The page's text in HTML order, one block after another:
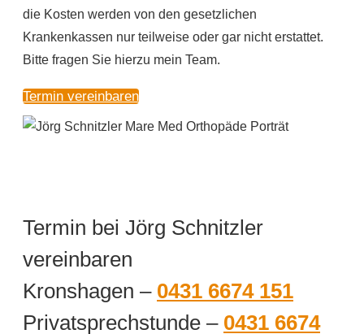
die Kosten werden von den gesetzlichen
Krankenkassen nur teilweise oder gar nicht erstattet.
Bitte fragen Sie hierzu mein Team.
Termin vereinbaren
Termin bei Jörg Schnitzler
vereinbaren
Kronshagen – 0431 6674 151
Privatsprechstunde – 0431 6674